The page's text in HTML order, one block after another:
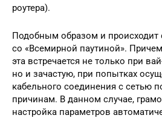
роутера).
Подобным образом и
со «Всемирной паутиной».
эта встречается не только при
но и зачастую, при попытках
кабельного соединения с сетью
причинам. В данном случае,
настройка параметров